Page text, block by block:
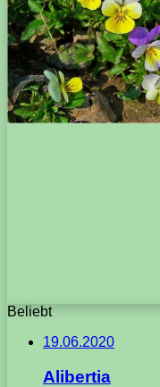
Beliebt
19.06.2020
Alibertia